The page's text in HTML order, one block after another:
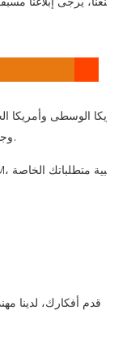
وجنوب شرق آسيا من خلال قنوات البيع الدولية.
---قدم أفكارك،